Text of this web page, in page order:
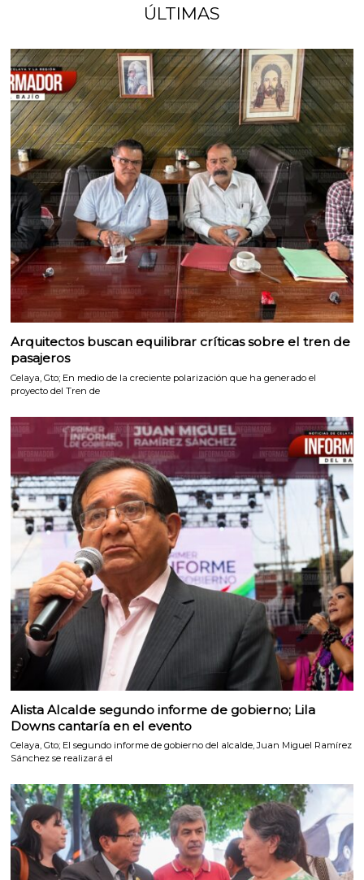
ÚLTIMAS
Arquitectos buscan equilibrar críticas sobre el tren de
pasajeros
Celaya, Gto; En medio de la creciente polarización que ha generado el
proyecto del Tren de
Alista Alcalde segundo informe de gobierno; Lila
Downs cantaría en el evento
Celaya, Gto; El segundo informe de gobierno del alcalde, Juan Miguel Ramírez
Sánchez se realizará el